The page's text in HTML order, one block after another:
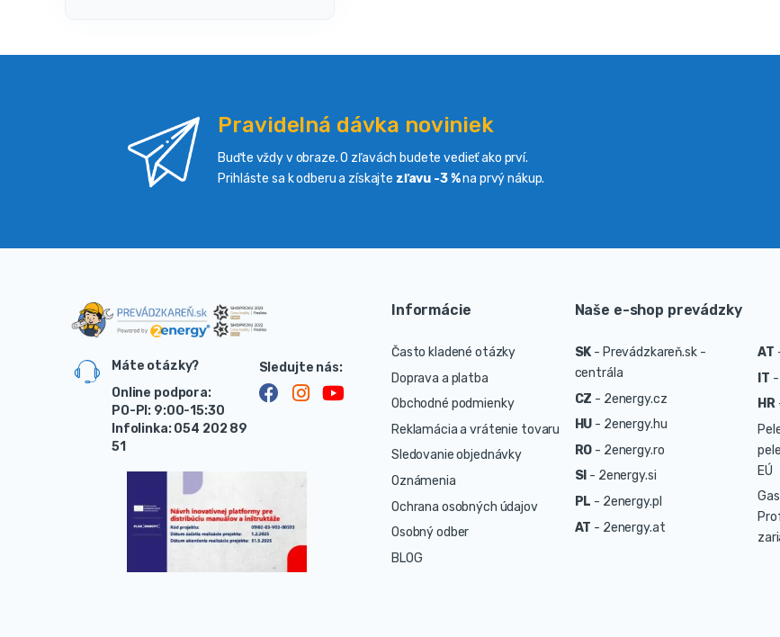
Pravidelná dávka noviniek
Buďte vždy v obraze. O zľavách budete vedieť ako prví.
Prihláste sa k odberu a získajte zľavu -3 %na prvý nákup.
Máte otázky?
Online podpora:
PO-PI: 9:00-15:30
Infolinka: 054 202 89
51
Informácie
Často kladené otázky
Doprava a platba
Obchodné podmienky
Reklamácia a vrátenie tovaru
Sledovanie objednávky
Oznámenia
Ochrana osobných údajov
Osobný odber
BLOG
Naše e-shop prevádzky
SK - Prevádzkareň.sk -
centrála
CZ - 2energy.cz
HU - 2energy.hu
RO - 2energy.ro
SI - 2energy.si
PL - 2energy.pl
AT - 2energy.at
AT
IT -
HR
EÚ